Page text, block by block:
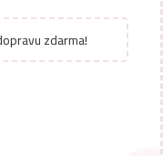
zdarma!